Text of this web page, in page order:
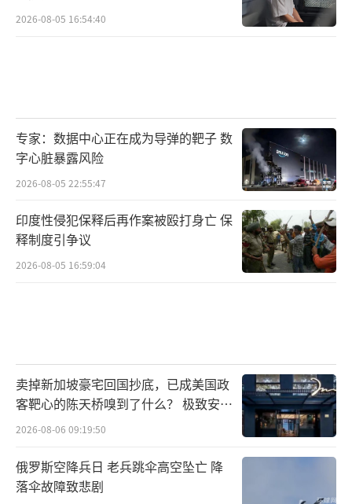
的试金石。这场腐败风暴给乌克兰乃至国际社
会留下了沉重的思考：如何在对效率的迫切需
作用。
泽连斯基的果断处置短期内会带来阵痛，
甚至可能引发权力结构的震荡。但从长远看，
这或许是乌克兰在战后实现真正重生必须经历
的痛苦蜕变。一个无法根除腐败的国家难以在
未来的欧洲格局中立足。乌克兰战场上的炮火
2026-08-05 16:54:40
专家：数据中心正在成为导弹的靶子 数
字心脏暴露风险
2026-08-05 22:55:47
印度性侵犯保释后再作案被殴打身亡 保
释制度引争议
2026-08-05 16:59:04
卖掉新加坡豪宅回国抄底，已成美国政
客靶心的陈天桥嗅到了什么？ 极致安全
的追寻
2026-08-06 09:19:50
俄罗斯空降兵日 老兵跳伞高空坠亡 降
落伞故障致悲剧